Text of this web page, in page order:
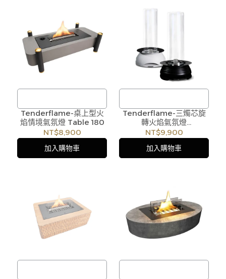
出貨，本公司將有權取消訂
單，造成不便尚請見諒。如
遇庫存不足無法下單，亦歡
迎洽詢客服。
遇庫存不足無法下單，亦歡
迎洽詢客服。
/
訂購注意事項 :
商品流動性快且多個平台共
用庫存，偶有下單後缺貨情
單，造成不便尚請見諒。如
遇庫存不足無法下單，亦歡
迎洽詢客服。
Tenderflame-桌上型火
焰情境氣氛燈 Table 180
NT$8,900
加入購物車
/
訂購注意事項 :
商品流動性快且多個平台共
用庫存，偶有下單後缺貨情
出貨，本公司將有權取消訂
單，造成不便尚請見諒。如
遇庫存不足無法下單，亦歡
迎洽詢客服。
Tenderflame-三燭芯旋
轉火焰氣氛燈
Cycloflame
NT$9,900
加入購物車